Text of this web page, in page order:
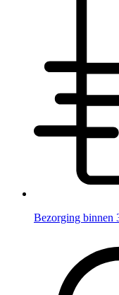
Bezorging binnen